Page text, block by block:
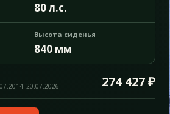
80 л.с.
Высота сиденья
840 мм
274 427 ₽